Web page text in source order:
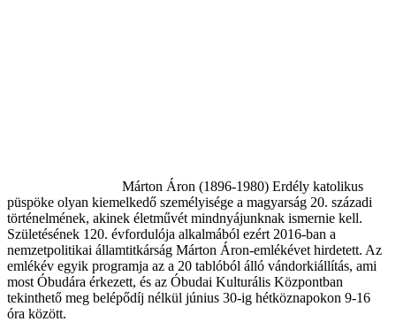
Márton Áron (1896-1980) Erdély katolikus
püspöke olyan kiemelkedő személyisége a magyarság 20. századi
történelmének, akinek életművét mindnyájunknak ismernie kell.
Születésének 120. évfordulója alkalmából ezért 2016-ban a
nemzetpolitikai államtitkárság Márton Áron-emlékévet hirdetett. Az
emlékév egyik programja az a 20 tablóból álló vándorkiállítás, ami
most Óbudára érkezett, és az Óbudai Kulturális Központban
tekinthető meg belépődíj nélkül június 30-ig hétköznapokon 9-16
óra között.